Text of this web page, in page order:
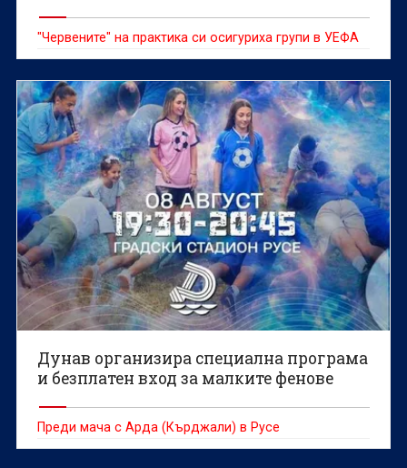
"Червените" на практика си осигуриха групи в УЕФА
Дунав организира специална програма
и безплатен вход за малките фенове
Преди мача с Арда (Кърджали) в Русе